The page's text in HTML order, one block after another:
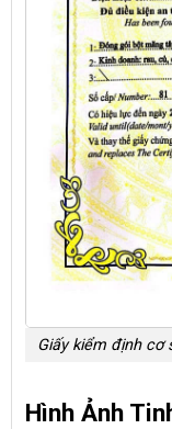
Giấy kiểm định cơ
Hình Ảnh